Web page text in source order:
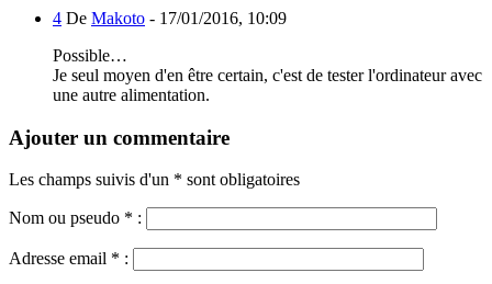
4 De Makoto - 17/01/2016, 10:09
Possible…
Je seul moyen d'en être certain, c'est de tester l'ordinateur avec
une autre alimentation.
Ajouter un commentaire
Les champs suivis d'un * sont obligatoires
Nom ou pseudo * :
Adresse email * :